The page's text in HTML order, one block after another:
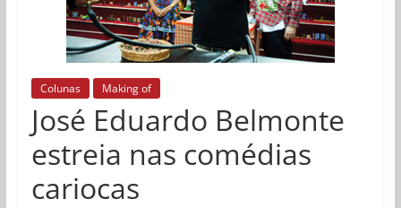
Colunas Making of
José Eduardo Belmonte
estreia nas comédias
cariocas